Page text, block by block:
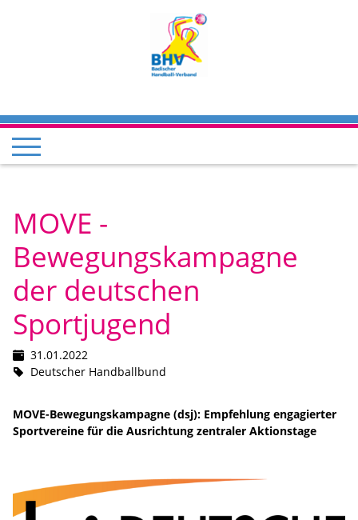
MOVE -
Bewegungskampagne
der deutschen
Sportjugend
31.01.2022
Deutscher Handballbund
MOVE-Bewegungskampagne (dsj): Empfehlung engagierter
Sportvereine für die Ausrichtung zentraler Aktionstage